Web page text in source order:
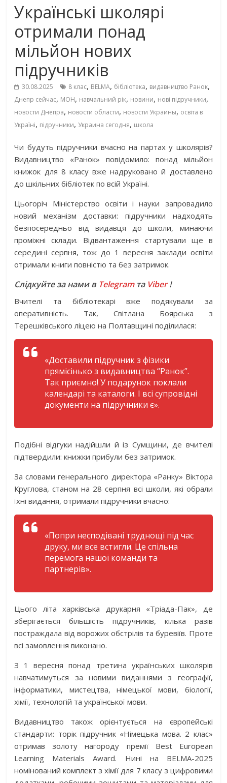
Українські школярі
отримали понад
мільйон нових
підручників
30.08.2025 8 клас, BELMA, бібліотека, видавництво Ранок,
Днепр сейчас, МОН, навчальний рік, новини, нові підручники,
новости Днепра, новости области, новости Украины, освіта в
Україні, підручники, Украина сегодня, школа
Чи будуть підручники вчасно на партах у школярів?
Видавництво «Ранок» повідомило: понад мільйон
книжок для 8 класу вже надруковано й доставлено
до шкільних бібліотек по всій Україні.
Цьогоріч Міністерство освіти і науки запровадило
новий механізм доставки: підручники надходять
безпосередньо від видавця до школи, минаючи
проміжні склади. Відвантаження стартували ще в
середині серпня, тож до 1 вересня заклади освіти
отримали книги повністю та без затримок.
Слідкуйте за нами в Telegramта Viber!
Вчителі та бібліотекарі вже подякували за
оперативність. Так, Світлана Боярська з
Терешківського ліцею на Полтавщині поділилася:
«Доставили підручник з фізики
прямісінько з видавництва “Ранок”.
Так приємно! У подарунок поклали
календарі та каталоги. І всі супровідні
документи на підручники є».
Подібні відгуки надійшли й із Сумщини, де вчителі
підтвердили: книжки прибули без затримок.
За словами генерального директора «Ранку» Віктора
Круглова, станом на 28 серпня всі школи, які обрали
їхні видання, отримали підручники вчасно:
«Попри несподівані труднощі під час
друку, ми все встигли. Це спільна
перемога нашої команди та
партнерів».
Цього літа харківська друкарня «Тріада-Пак», де
зберігається більшість підручників, кілька разів
постраждала від ворожих обстрілів та буревіїв. Проте
всі замовлення виконано.
З 1 вересня понад третина українських школярів
навчатимуться за новими виданнями з географії,
інформатики, мистецтва, німецької мови, біології,
хімії, технологій та української мови.
Видавництво також орієнтується на європейські
стандарти: торік підручник «Німецька мова. 2 клас»
отримав золоту нагороду премії Best European
Learning Materials Award. Нині на BELMA-2025
номінований комплект з хімії для 7 класу з цифровими